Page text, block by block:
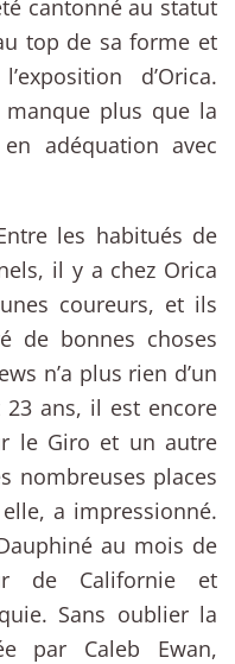
cantonné au statut
top de sa forme et
d’Orica.
plus que la
adéquation avec
les habitués de
il y a chez Orica
coureurs, et ils
de bonnes choses
n’a plus rien d’un
ans, il est encore
le Giro et un autre
nombreuses places
a impressionné.
au mois de
de Californie et
Sans oublier la
par Caleb Ewan,